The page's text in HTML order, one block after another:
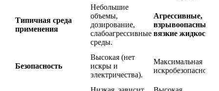
Типичная среда
применения
Небольшие
объемы,
дозирование,
слабоагрессивные
среды.
Агрессивные,
взрывоопасные,
вязкие жидкости
Безопасность
Высокая (нет
искры и
электричества).
Максимальная
искробезопасность.